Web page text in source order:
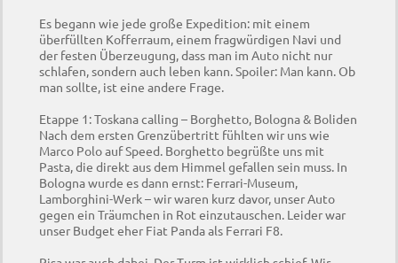
Es begann wie jede große Expedition: mit einem
überfüllten Kofferraum, einem fragwürdigen Navi und
der festen Überzeugung, dass man im Auto nicht nur
schlafen, sondern auch leben kann. Spoiler: Man kann. Ob
man sollte, ist eine andere Frage.
Etappe 1: Toskana calling – Borghetto, Bologna & Boliden
Nach dem ersten Grenzübertritt fühlten wir uns wie
Marco Polo auf Speed. Borghetto begrüßte uns mit
Pasta, die direkt aus dem Himmel gefallen sein muss. In
Bologna wurde es dann ernst: Ferrari-Museum,
Lamborghini-Werk – wir waren kurz davor, unser Auto
gegen ein Träumchen in Rot einzutauschen. Leider war
unser Budget eher Fiat Panda als Ferrari F8.